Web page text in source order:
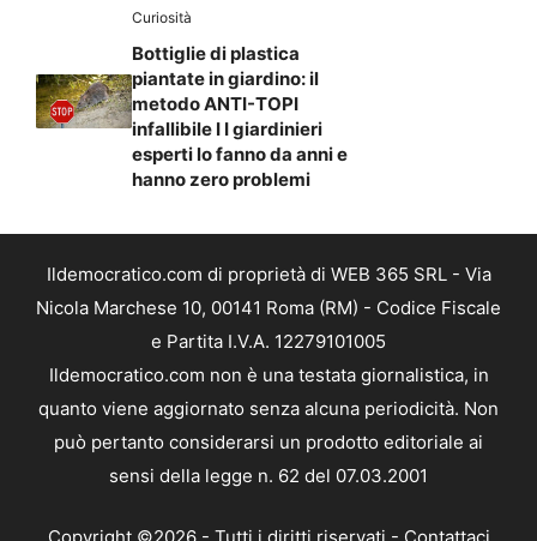
Curiosità
Bottiglie di plastica
piantate in giardino: il
metodo ANTI-TOPI
infallibile I I giardinieri
esperti lo fanno da anni e
hanno zero problemi
Ildemocratico.com di proprietà di WEB 365 SRL - Via
Nicola Marchese 10, 00141 Roma (RM) - Codice Fiscale
e Partita I.V.A. 12279101005
Ildemocratico.com non è una testata giornalistica, in
quanto viene aggiornato senza alcuna periodicità. Non
può pertanto considerarsi un prodotto editoriale ai
sensi della legge n. 62 del 07.03.2001
Copyright ©2026 - Tutti i diritti riservati - Contattaci